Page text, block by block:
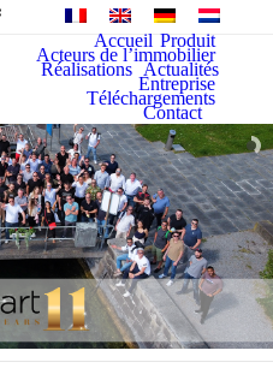
Accueil Produit
Acteurs de l’immobilier
Réalisations Actualités
Entreprise
Téléchargements
Contact